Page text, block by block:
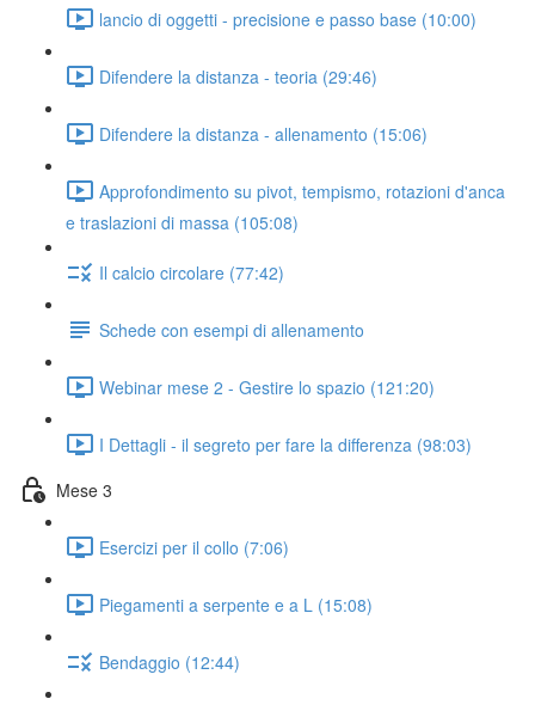
lancio di oggetti - precisione e passo base (10:00)
Difendere la distanza - teoria (29:46)
Difendere la distanza - allenamento (15:06)
Approfondimento su pivot, tempismo, rotazioni d'anca
e traslazioni di massa (105:08)
Il calcio circolare (77:42)
Schede con esempi di allenamento
Webinar mese 2 - Gestire lo spazio (121:20)
I Dettagli - il segreto per fare la differenza (98:03)
Mese 3
Esercizi per il collo (7:06)
Piegamenti a serpente e a L (15:08)
Bendaggio (12:44)